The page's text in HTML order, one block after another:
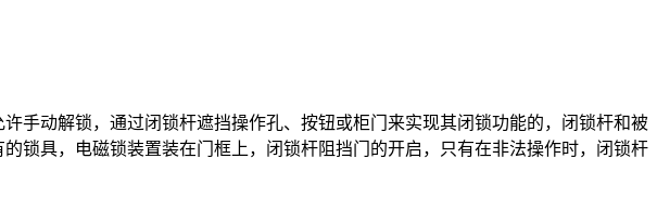
手动解锁，通过闭锁杆遮挡操作孔、按钮或柜门来实现其闭锁功能的，闭锁杆和被
锁具，电磁锁装置装在门框上，闭锁杆阻挡门的开启，只有在非法操作时，闭锁杆